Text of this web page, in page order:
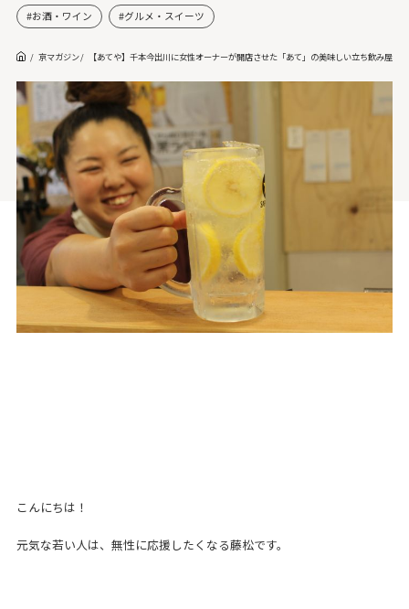
お酒・ワイン グルメ・スイーツ
京マガジン 【あてや】千本今出川に女性オーナーが開店させた「あて」の美味しい立ち飲み屋さ
こんにちは！
元気な若い人は、無性に応援したくなる藤松です。